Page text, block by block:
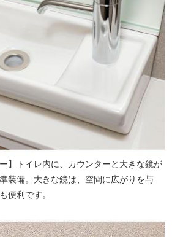
】トイレ内に、カウンターと大きな鏡が
装備。大きな鏡は、空間に広がりを与
便利です。